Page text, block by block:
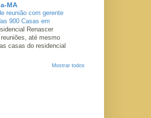
MA
reunião com gerente
900 Casas em
Renascer
até mesmo
casas do residencial
Mostrar todos